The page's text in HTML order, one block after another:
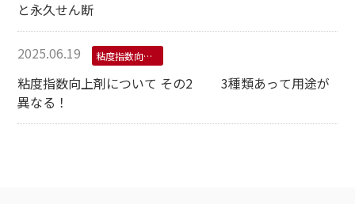
と永久せん断
2025.06.19 粘度指数向上剤 VII VM
粘度指数向上剤について その2 3種類あって用途が
異なる！